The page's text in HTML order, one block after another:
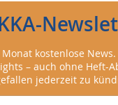
kostenlose News.
– auch ohne Heft-
jederzeit zu